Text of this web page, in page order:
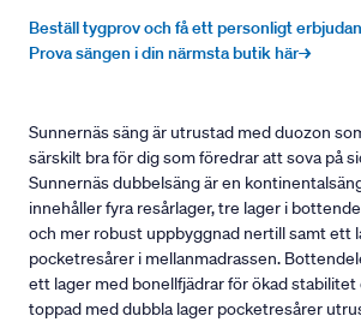
Beställ tygprov och få ett personligt
Prova sängen i din närmsta butik här→
Sunnernäs säng är utrustad med duozon
särskilt bra för dig som föredrar att sova på
Sunnernäs dubbelsäng är en
innehåller fyra resårlager, tre lager i
och mer robust uppbyggnad nertill samt ett
pocketresårer i mellanmadrassen.
ett lager med bonellfjädrar för ökad stabilitet
toppad med dubbla lager pocketresårer